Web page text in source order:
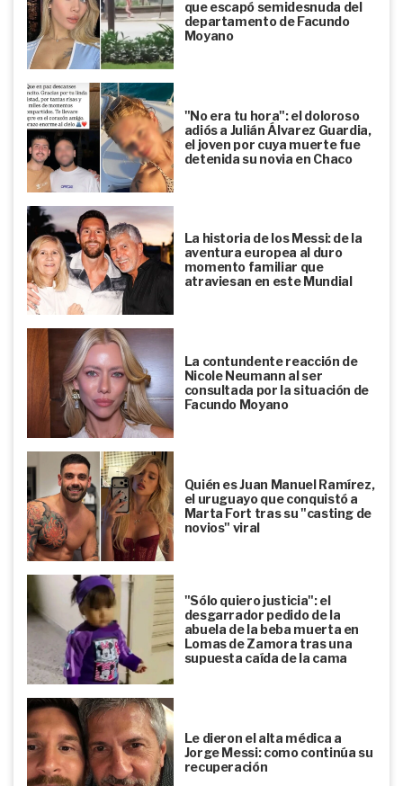
que escapó semidesnuda del
departamento de Facundo
Moyano
"No era tu hora": el doloroso
adiós a Julián Álvarez Guardia,
el joven por cuya muerte fue
detenida su novia en Chaco
La historia de los Messi: de la
aventura europea al duro
momento familiar que
atraviesan en este Mundial
La contundente reacción de
Nicole Neumann al ser
consultada por la situación de
Facundo Moyano
Quién es Juan Manuel Ramírez,
el uruguayo que conquistó a
Marta Fort tras su "casting de
novios" viral
"Sólo quiero justicia": el
desgarrador pedido de la
abuela de la beba muerta en
Lomas de Zamora tras una
supuesta caída de la cama
Le dieron el alta médica a
Jorge Messi: como continúa su
recuperación